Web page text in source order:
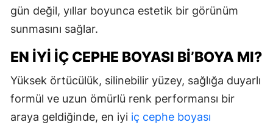
gün değil, yıllar boyunca estetik bir görünüm
sunmasını sağlar.
EN İYI İÇ CEPHE BOYASI BI’BOYA MI?
Yüksek örtücülük, silinebilir yüzey, sağlığa duyarlı
formül ve uzun ömürlü renk performansı bir
araya geldiğinde, en iyi iç cephe boyası